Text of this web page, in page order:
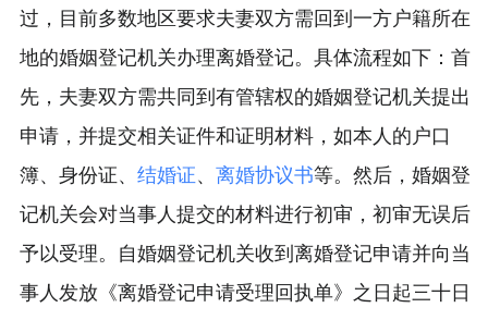
过，目前多数地区要求夫妻双方需回到一方户籍所在
地的婚姻登记机关办理离婚登记。具体流程如下：首
先，夫妻双方需共同到有管辖权的婚姻登记机关提出
申请，并提交相关证件和证明材料，如本人的户口
簿、身份证、 结婚证、 离婚协议书等。然后，婚姻登
记机关会对当事人提交的材料进行初审，初审无误后
予以受理。自婚姻登记机关收到离婚登记申请并向当
事人发放《离婚登记申请受理回执单》之日起三十日